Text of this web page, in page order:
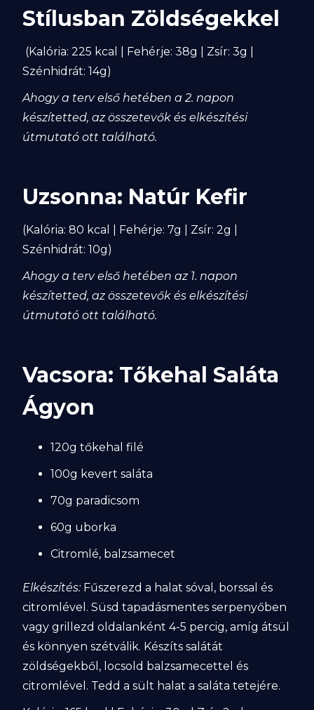
Stílusban Zöldségekkel
(Kalória: 225 kcal | Fehérje: 38g | Zsír: 3g |
Szénhidrát: 14g)
Ahogy a terv első hetében a 2. napon
készítetted, az összetevők és elkészítési
útmutató ott található.
Uzsonna: Natúr Kefir
(Kalória: 80 kcal | Fehérje: 7g | Zsír: 2g |
Szénhidrát: 10g)
Ahogy a terv első hetében az 1. napon
készítetted, az összetevők és elkészítési
útmutató ott található.
Vacsora: Tőkehal Saláta
Ágyon
120g tőkehal filé
100g kevert saláta
70g paradicsom
60g uborka
Citromlé, balzsamecet
Elkészítés:Fűszerezd a halat sóval, borssal és
citromlével. Süsd tapadásmentes serpenyőben
vagy grillezd oldalanként 4-5 percig, amíg átsül
és könnyen szétválik. Készíts salátát
zöldségekből, locsold balzsamecettel és
citromlével. Tedd a sült halat a saláta tetejére.